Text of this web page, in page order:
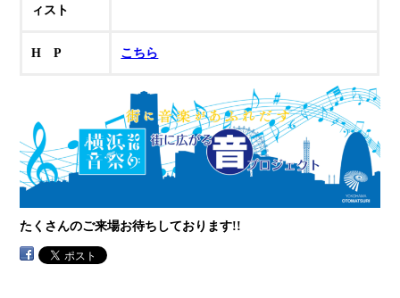
ィスト
H P こちら
たくさんのご来場お待ちしております!!